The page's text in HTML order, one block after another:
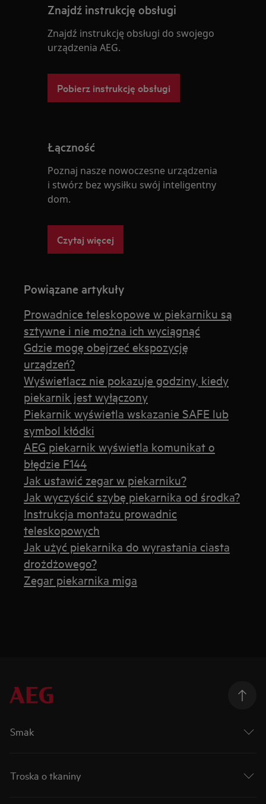
Znajdź instrukcję obsługi
Znajdź instrukcję obsługi do swojego
urządzenia AEG.
Pobierz instrukcję obsługi
Łączność
Poznaj nasze nowoczesne urządzenia
i stwórz bez wysiłku swój inteligentny
dom.
Czytaj więcej
Powiązane artykuły
Prowadnice teleskopowe w piekarniku są
sztywne i nie można ich wyciągnąć
Gdzie mogę obejrzeć ekspozycję
urządzeń?
Wyświetlacz nie pokazuje godziny, kiedy
piekarnik jest wyłączony
Piekarnik wyświetla wskazanie SAFE lub
symbol kłódki
AEG piekarnik wyświetla komunikat o
błędzie F144
Jak ustawić zegar w piekarniku?
Jak wyczyścić szybę piekarnika od środka?
Instrukcja montażu prowadnic
teleskopowych
Jak użyć piekarnika do wyrastania ciasta
drożdżowego?
Zegar piekarnika miga
Smak
Troska o tkaniny